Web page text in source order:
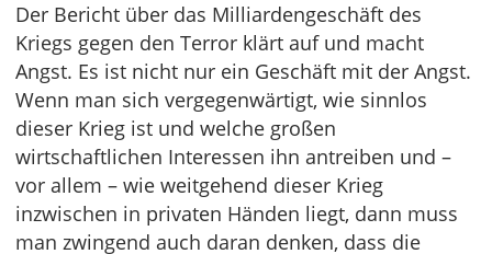
Der Bericht über das Milliardengeschäft des
Kriegs gegen den Terror klärt auf und macht
Angst. Es ist nicht nur ein Geschäft mit der Angst.
Wenn man sich vergegenwärtigt, wie sinnlos
dieser Krieg ist und welche großen
wirtschaftlichen Interessen ihn antreiben und –
vor allem – wie weitgehend dieser Krieg
inzwischen in privaten Händen liegt, dann muss
man zwingend auch daran denken, dass die